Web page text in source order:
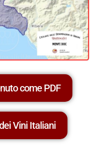
come PDF
Vini Italiani